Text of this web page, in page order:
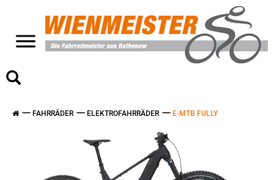
FAHRRÄDER ELEKTROFAHRRÄDER E-MTB FULLY